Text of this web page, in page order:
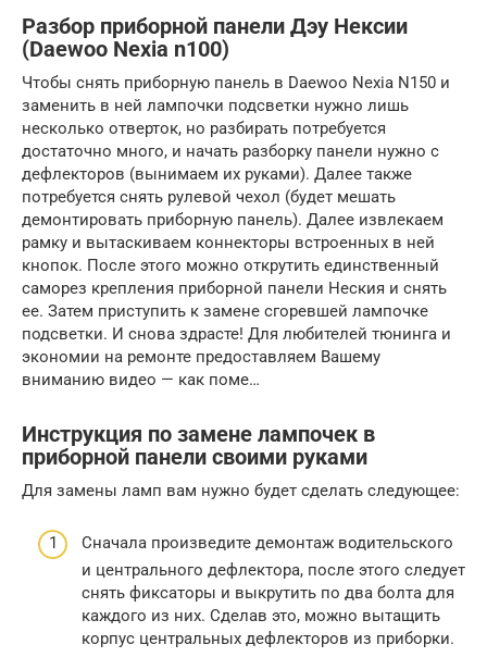
Разбор приборной панели Дэу Нексии
(Daewoo Nexia n100)
Чтобы снять приборную панель в Daewoo Nexia N150 и
заменить в ней лампочки подсветки нужно лишь
несколько отверток, но разбирать потребуется
достаточно много, и начать разборку панели нужно с
дефлекторов (вынимаем их руками). Далее также
потребуется снять рулевой чехол (будет мешать
демонтировать приборную панель). Далее извлекаем
рамку и вытаскиваем коннекторы встроенных в ней
кнопок. После этого можно открутить единственный
саморез крепления приборной панели Неския и снять
ее. Затем приступить к замене сгоревшей лампочке
подсветки. И снова здрасте! Для любителей тюнинга и
экономии на ремонте предоставляем Вашему
вниманию видео — как поме…
Инструкция по замене лампочек в
приборной панели своими руками
Для замены ламп вам нужно будет сделать следующее:
Сначала произведите демонтаж водительского
и центрального дефлектора, после этого следует
снять фиксаторы и выкрутить по два болта для
каждого из них. Сделав это, можно вытащить
корпус центральных дефлекторов из приборки.